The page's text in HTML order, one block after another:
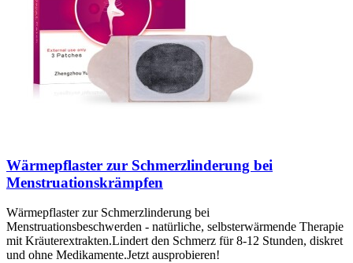
Wärmepflaster zur Schmerzlinderung bei
Menstruationskrämpfen
Wärmepflaster zur Schmerzlinderung bei
Menstruationsbeschwerden - natürliche, selbsterwärmende Therapie
mit Kräuterextrakten.Lindert den Schmerz für 8-12 Stunden, diskret
und ohne Medikamente.Jetzt ausprobieren!